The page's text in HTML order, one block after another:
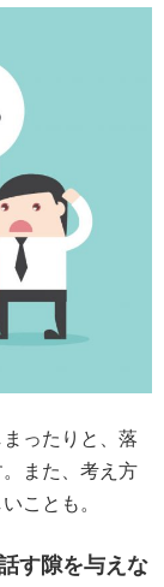
ったりと、落
また、考え方
ことも。
す隙を与えな